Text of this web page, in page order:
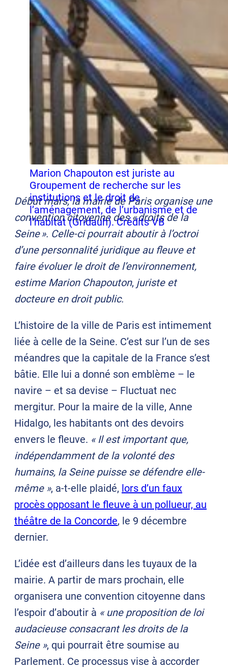
Marion Chapouton est juriste au
Groupement de recherche sur les
institutions et le droit de
l’aménagement, de l’urbanisme et de
l’habitat (Gridauh). Crédits VB
Début mars, la mairie de Paris organise une
convention citoyenne des « droits de la
Seine ». Celle-ci pourrait aboutir à l’octroi
d’une personnalité juridique au fleuve et
faire évoluer le droit de l’environnement,
estime Marion Chapouton, juriste et
docteure en droit public.
L’histoire de la ville de Paris est intimement
liée à celle de la Seine. C’est sur l’un de ses
méandres que la capitale de la France s’est
bâtie. Elle lui a donné son emblème – le
navire – et sa devise – Fluctuat nec
mergitur. Pour la maire de la ville, Anne
Hidalgo, les habitants ont des devoirs
envers le fleuve. « Il est important que,
indépendamment de la volonté des
humains, la Seine puisse se défendre elle-
même », a-t-elle plaidé, lors d’un faux
procès opposant le fleuve à un pollueur, au
théâtre de la Concorde, le 9 décembre
dernier.
L’idée est d’ailleurs dans les tuyaux de la
mairie. A partir de mars prochain, elle
organisera une convention citoyenne dans
l’espoir d’aboutir à « une proposition de loi
audacieuse consacrant les droits de la
Seine », qui pourrait être soumise au
Parlement. Ce processus vise à accorder